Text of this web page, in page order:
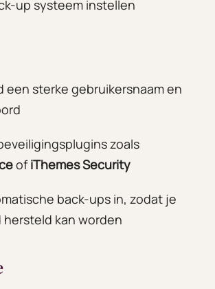
up systeem instellen
een sterke gebruikersnaam en
zoals
ofiThemes Security
back-ups in, zodat je
hersteld kan worden